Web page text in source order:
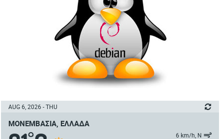
AUG 6, 2026 - THU
ΜΟΝΕΜΒΑΣΙΆ, ΕΛΛΆΔΑ
6 km/h, Ν